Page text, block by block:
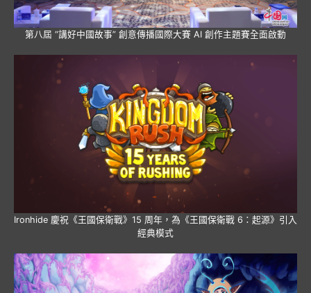
第八屆 “講好中國故事” 創意傳播國際大賽 AI 創作主題賽全面啟動
Ironhide 慶祝《王國保衛戰》15 周年，為《王國保衛戰 6：起源》引入
經典模式